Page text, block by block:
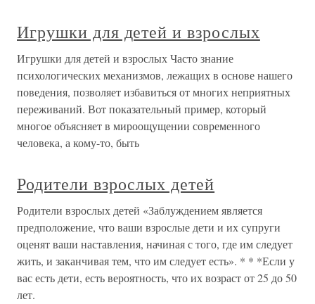
Игрушки для детей и взрослых
Игрушки для детей и взрослых Часто знание
психологических механизмов, лежащих в основе нашего
поведения, позволяет избавиться от многих неприятных
переживаний. Вот показательный пример, который
многое объясняет в мироощущении современного
человека, а кому-то, быть
Родители взрослых детей
Родители взрослых детей «Заблуждением является
предположение, что ваши взрослые дети и их супруги
оценят ваши наставления, начиная с того, где им следует
жить, и заканчивая тем, что им следует есть». * * *Если у
вас есть дети, есть вероятность, что их возраст от 25 до 50
лет.